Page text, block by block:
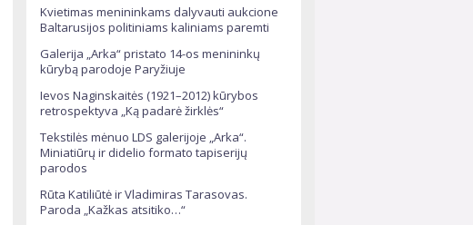
Kvietimas menininkams dalyvauti aukcione
Baltarusijos politiniams kaliniams paremti
Galerija „Arka“ pristato 14-os menininkų
kūrybą parodoje Paryžiuje
Ievos Naginskaitės (1921–2012) kūrybos
retrospektyva „Ką padarė žirklės“
Tekstilės mėnuo LDS galerijoje „Arka“.
Miniatiūrų ir didelio formato tapiserijų
parodos
Rūta Katiliūtė ir Vladimiras Tarasovas.
Paroda „Kažkas atsitiko…“